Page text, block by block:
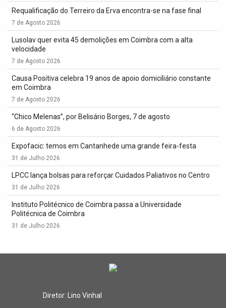
Requalificação do Terreiro da Erva encontra-se na fase final
7 de Agosto 2026
Lusolav quer evita 45 demolições em Coimbra com a alta
velocidade
7 de Agosto 2026
Causa Positiva celebra 19 anos de apoio domiciliário constante
em Coimbra
7 de Agosto 2026
“Chico Melenas”, por Belisário Borges, 7 de agosto
6 de Agosto 2026
Expofacic: temos em Cantanhede uma grande feira-festa
31 de Julho 2026
LPCC lança bolsas para reforçar Cuidados Paliativos no Centro
31 de Julho 2026
Instituto Politécnico de Coimbra passa a Universidade
Politécnica de Coimbra
31 de Julho 2026
Diretor: Lino Vinhal